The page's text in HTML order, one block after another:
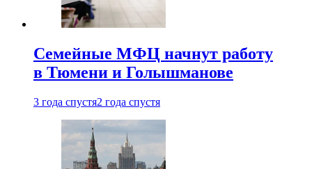
Семейные МФЦ начнут работу
в Тюмени и Голышманове
3 года спустя2 года спустя